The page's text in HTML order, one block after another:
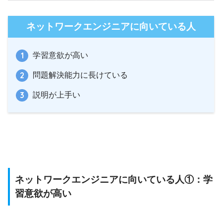
ネットワークエンジニアに向いている人
学習意欲が高い
問題解決能力に長けている
説明が上手い
ネットワークエンジニアに向いている人①：学
習意欲が高い